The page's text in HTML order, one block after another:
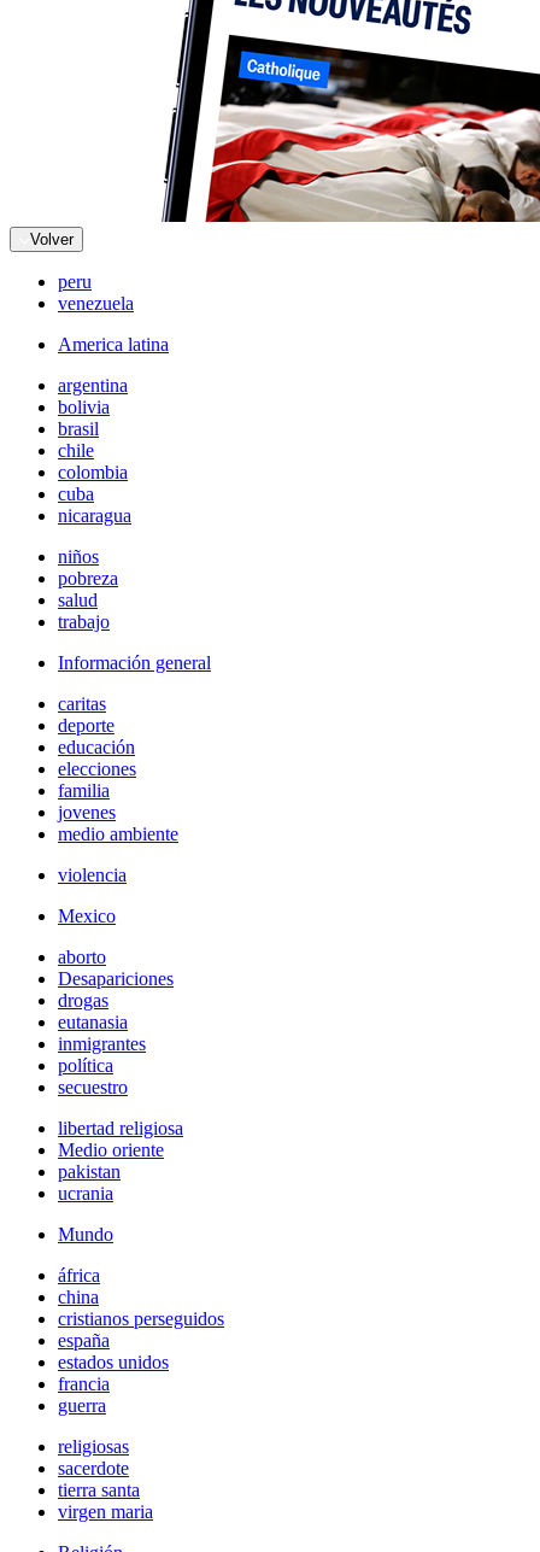
Volver
peru
venezuela
America latina
argentina
bolivia
brasil
chile
colombia
cuba
nicaragua
niños
pobreza
salud
trabajo
Información general
caritas
deporte
educación
elecciones
familia
jovenes
medio ambiente
violencia
Mexico
aborto
Desapariciones
drogas
eutanasia
inmigrantes
política
secuestro
libertad religiosa
Medio oriente
pakistan
ucrania
Mundo
áfrica
china
cristianos perseguidos
españa
estados unidos
francia
guerra
religiosas
sacerdote
tierra santa
virgen maria